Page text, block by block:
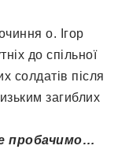
о. Ігор
до спільної
солдатів після
загиблих
пробачимо…